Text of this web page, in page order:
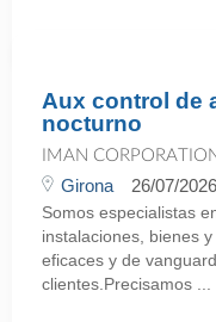
Aux control de
nocturno
IMAN
Girona 26/07/2026
Somos especialistas
instalaciones, bienes
eficaces y de
clientes.Precisamos ...